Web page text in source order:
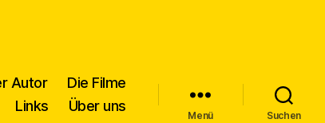
Autor
Die Filme
Links Über uns
Menü Suchen